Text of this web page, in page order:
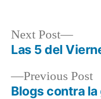
Post
navigation
Previous Post
Blogs contra la
Next Post
Next
post:
Las 5 del